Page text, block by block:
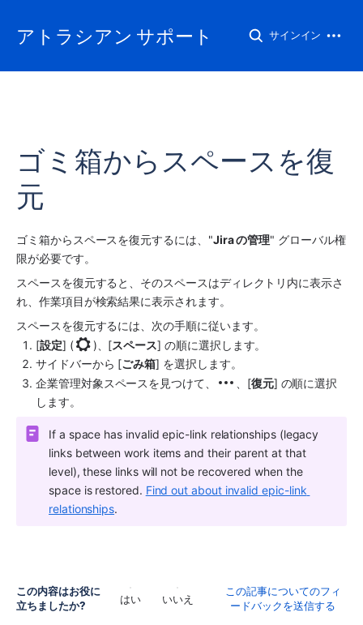
アトラシアン サポート サインイン
ゴミ箱からスペースを復
元
ゴミ箱から スペースを復元するには、"Jira の管理" グローバル権
限が必要です。
スペースを復元すると、そのスペースはディレクトリ内に表示さ
れ、作業項目が検索結果に表示されます。
スペースを復元するには、次の手順に従います。
[設定] ( ) 、[スペース] の順に選択します。
サイドバーから [ごみ箱] を選択します。
企業管理対象 スペースを見つけて、 、[復元] の順に選択
します。
If a space has invalid epic-link relationships (legacy
links between work items and their parent at that
level), these links will not be recovered when the
space is restored. Find out about invalid epic-link
relationships.
この内容はお役に
立ちましたか?
はい いいえ
この記事についてのフィ
ードバックを送信する